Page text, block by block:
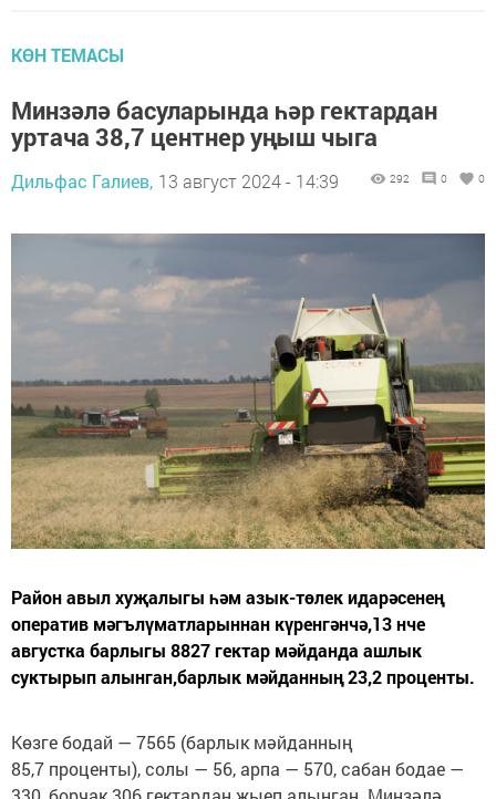
КӨН ТЕМАСЫ
Минзәлә басуларында һәр гектардан
уртача 38,7 центнер уңыш чыга
Дильфас Галиев, 13 август 2024 - 14:39 292 0 0
Район авыл хуҗалыгы һәм азык-төлек идарәсенең
оператив мәгълүматларыннан күренгәнчә,13 нче
августка барлыгы 8827 гектар мәйданда ашлык
суктырып алынган,барлык мәйданның 23,2 проценты.
Көзге бодай — 7565 (барлык мәйданның
85,7 проценты), солы — 56, арпа — 570, сабан бодае —